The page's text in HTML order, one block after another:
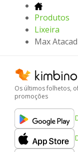
Produtos
Lixeira
Max
Os últimos folhetos,
promoções